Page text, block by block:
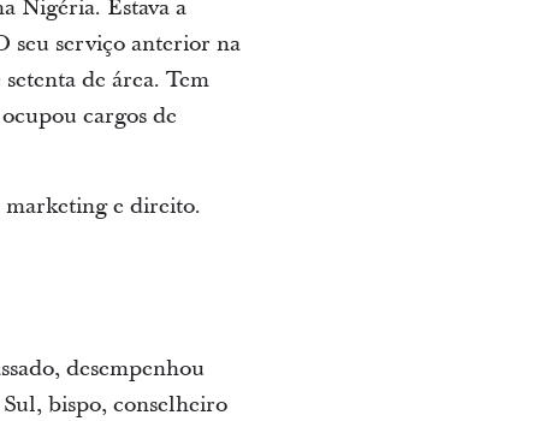
Nigéria. Estava a
seu serviço anterior na
de área. Tem
cargos de
e direito.
desempenhou
bispo, conselheiro